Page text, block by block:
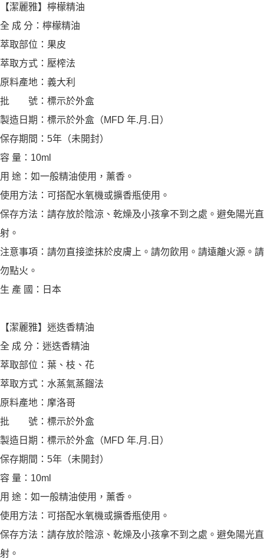
【潔麗雅】檸檬精油
全 成 分：檸檬精油
萃取部位：果皮
萃取方式：壓榨法
原料產地：義大利
批 號：標示於外盒
製造日期：標示於外盒（MFD 年.月.日）
保存期間：5年（未開封）
容 量：10ml
用 途：如一般精油使用，薰香。
使用方法：可搭配水氧機或擴香瓶使用。
保存方法：請存放於陰涼、乾燥及小孩拿不到之處。避免陽光直
射。
注意事項：請勿直接塗抹於皮膚上。請勿飲用。請遠離火源。請
勿點火。
生 產 國：日本
【潔麗雅】迷迭香精油
全 成 分：迷迭香精油
萃取部位：葉、枝、花
萃取方式：水蒸氣蒸餾法
原料產地：摩洛哥
批 號：標示於外盒
製造日期：標示於外盒（MFD 年.月.日）
保存期間：5年（未開封）
容 量：10ml
用 途：如一般精油使用，薰香。
使用方法：可搭配水氧機或擴香瓶使用。
保存方法：請存放於陰涼、乾燥及小孩拿不到之處。避免陽光直
射。